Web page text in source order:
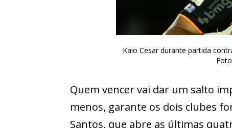
Kaio Cesar durante partida
Quem vencer vai dar um salto
menos, garante os dois clubes
Santos, que abre as últimas